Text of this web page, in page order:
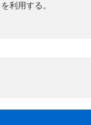
を利用する。